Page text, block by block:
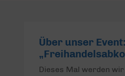
Über unser
Dieses Mal werden